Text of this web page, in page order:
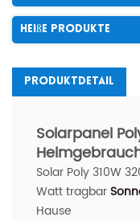
Heiße Produkte
Produktdetail
Solarpanel
Solar Poly 310W
Watt tragbar
Hause